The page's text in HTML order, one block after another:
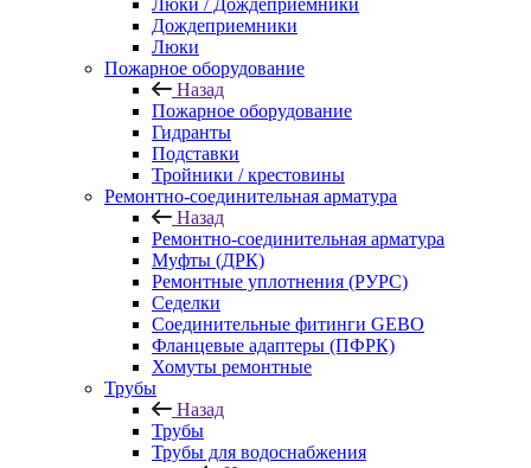
Люки / Дождеприемники
Дождеприемники
Люки
Пожарное оборудование
Назад
Пожарное оборудование
Гидранты
Подставки
Тройники / крестовины
Ремонтно-соединительная арматура
Назад
Ремонтно-соединительная арматура
Муфты (ДРК)
Ремонтные уплотнения (РУРС)
Седелки
Соединительные фитинги GEBO
Фланцевые адаптеры (ПФРК)
Хомуты ремонтные
Трубы
Назад
Трубы
Трубы для водоснабжения